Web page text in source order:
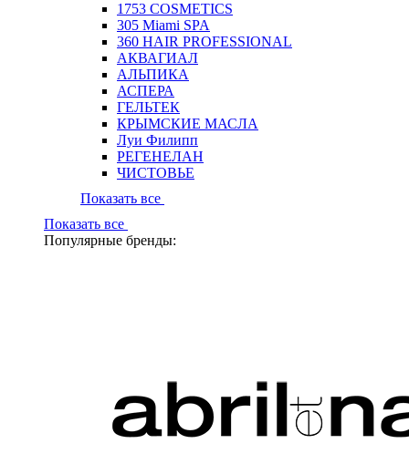
1753 COSMETICS
305 Miami SPA
360 HAIR PROFESSIONAL
АКВАГИАЛ
АЛЬПИКА
АСПЕРА
ГЕЛЬТЕК
КРЫМСКИЕ МАСЛА
Луи Филипп
РЕГЕНЕЛАН
ЧИСТОВЬЕ
Показать все
Показать все
Популярные бренды: